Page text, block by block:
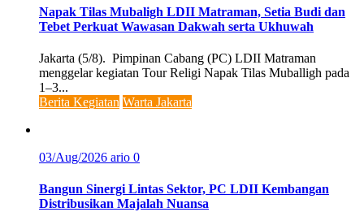
Napak Tilas Mubaligh LDII Matraman, Setia Budi dan
Tebet Perkuat Wawasan Dakwah serta Ukhuwah
Jakarta (5/8). Pimpinan Cabang (PC) LDII Matraman
menggelar kegiatan Tour Religi Napak Tilas Muballigh pada
1–3...
Berita Kegiatan Warta Jakarta
03/Aug/2026 ario 0
Bangun Sinergi Lintas Sektor, PC LDII Kembangan
Distribusikan Majalah Nuansa